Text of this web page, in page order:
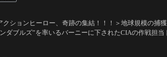
クションヒーロー、奇跡の集結！！！＞地球規模の捕
ダブルズ”を率いるバーニーに下されたCIAの作戦担当